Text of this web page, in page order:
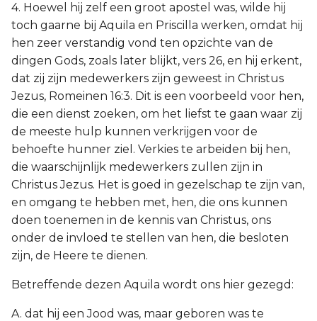
4. Hoewel hij zelf een groot apostel was, wilde hij
toch gaarne bij Aquila en Priscilla werken, omdat hij
hen zeer verstandig vond ten opzichte van de
dingen Gods, zoals later blijkt, vers 26, en hij erkent,
dat zij zijn medewerkers zijn geweest in Christus
Jezus, Romeinen 16:3. Dit is een voorbeeld voor hen,
die een dienst zoeken, om het liefst te gaan waar zij
de meeste hulp kunnen verkrijgen voor de
behoefte hunner ziel. Verkies te arbeiden bij hen,
die waarschijnlijk medewerkers zullen zijn in
Christus Jezus. Het is goed in gezelschap te zijn van,
en omgang te hebben met, hen, die ons kunnen
doen toenemen in de kennis van Christus, ons
onder de invloed te stellen van hen, die besloten
zijn, de Heere te dienen.
Betreffende dezen Aquila wordt ons hier gezegd:
A. dat hij een Jood was, maar geboren was te